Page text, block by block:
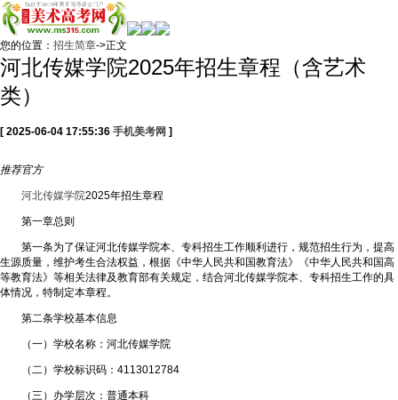
您的位置： 招生简章->正文
河北传媒学院2025年招生章程（含艺术
类）
[ 2025-06-04 17:55:36 手机美考网 ]
推荐官方
河北传媒学院2025年招生章程
第一章总则
第一条为了保证河北传媒学院本、专科招生工作顺利进行，规范招生行为，提高
生源质量，维护考生合法权益，根据《中华人民共和国教育法》《中华人民共和国高
等教育法》等相关法律及教育部有关规定，结合河北传媒学院本、专科招生工作的具
体情况，特制定本章程。
第二条学校基本信息
（一）学校名称：河北传媒学院
（二）学校标识码：4113012784
（三）办学层次：普通本科